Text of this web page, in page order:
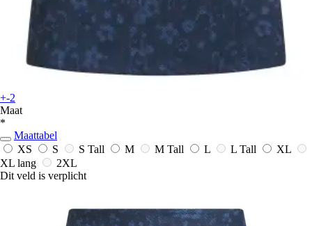
+-2
Maat
*
Maattabel
XS
S S Tall M M Tall L L Tall
XL
XL lang
2XL
Dit veld is verplicht